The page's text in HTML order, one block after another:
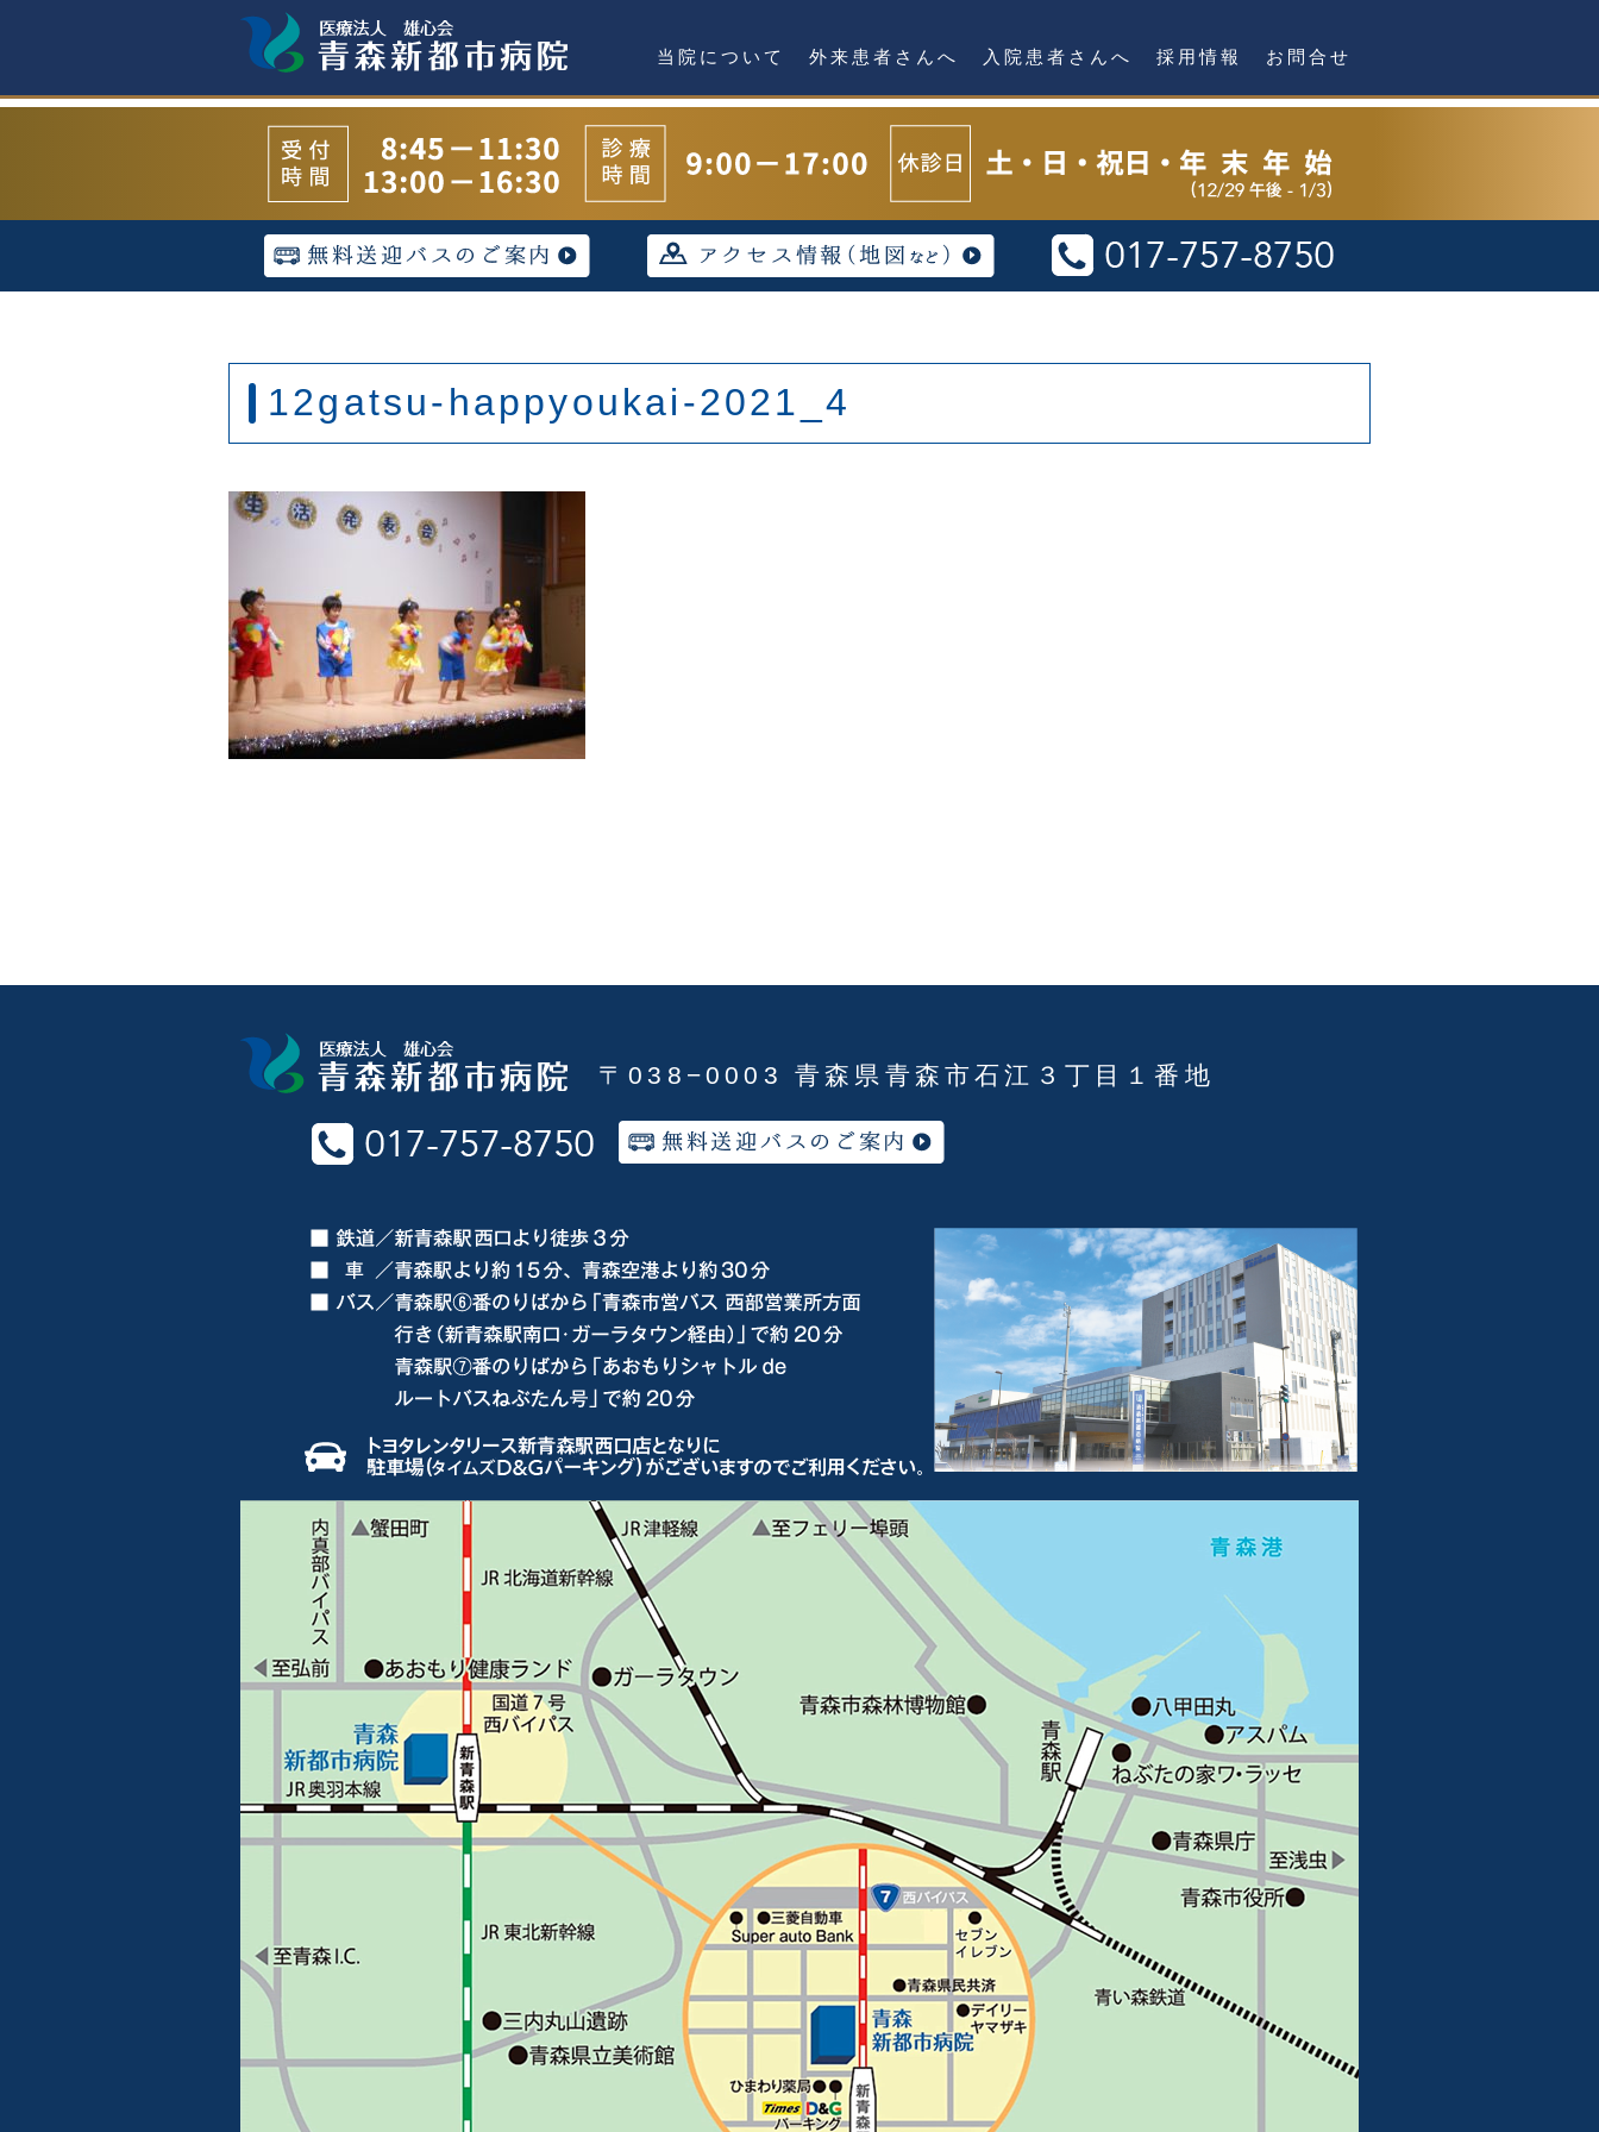
当院について 外来患者さんへ 入院患者さんへ 採用情報 お問合せ
12gatsu-happyoukai-2021_4
〒038−0003 青森県青森市石江３丁目１番地